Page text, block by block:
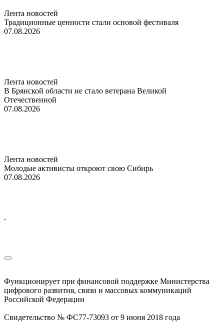
Лента новостей
Традиционные ценности стали основой фестиваля
07.08.2026
Лента новостей
В Брянской области не стало ветерана Великой
Отечественной
07.08.2026
Лента новостей
Молодые активисты откроют свою Сибирь
07.08.2026
Функционирует при финансовой поддержке Министерства
цифрового развития, связи и массовых коммуникаций
Российской Федерации
Свидетельство № ФС77-73093 от 9 июня 2018 года